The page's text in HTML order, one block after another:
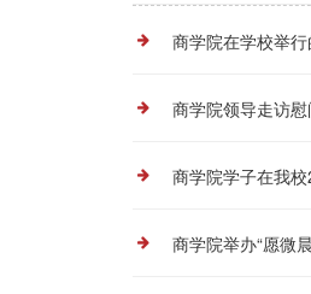
商学院在学校举
商学院领导走访
商学院学子在我
商学院举办“愿微